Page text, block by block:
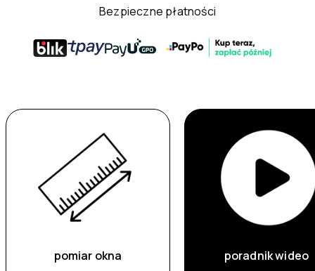
Bezpieczne płatności
pomiar okna poradnik wideo